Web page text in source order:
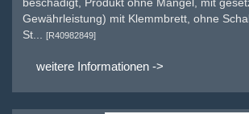
Gewährleistung) mit Klemmbrett, ohne
St...
[R40982849]
weitere Informationen ->